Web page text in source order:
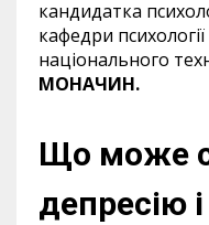
кандидатка
кафедри
національного
МОНАЧИН.
Що може
депресію